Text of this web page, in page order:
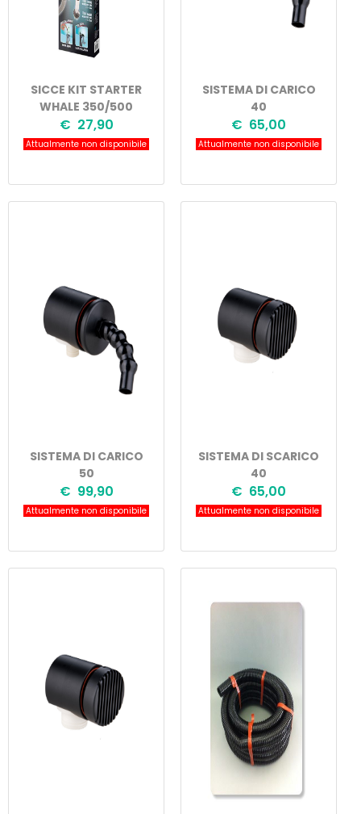
SICCE KIT STARTER
WHALE 350/500
€ 27,90
Attualmente non disponibile
SISTEMA DI CARICO
40
€ 65,00
Attualmente non disponibile
SISTEMA DI CARICO
50
€ 99,90
Attualmente non disponibile
SISTEMA DI SCARICO
40
€ 65,00
Attualmente non disponibile